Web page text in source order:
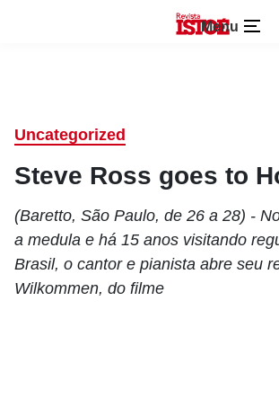
Menu
Uncategorized
Steve Ross goes to
(Baretto, São Paulo, de 26 a 28) -
a medula e há 15 anos visitando
Brasil, o cantor e pianista abre seu
Wilkommen, do filme